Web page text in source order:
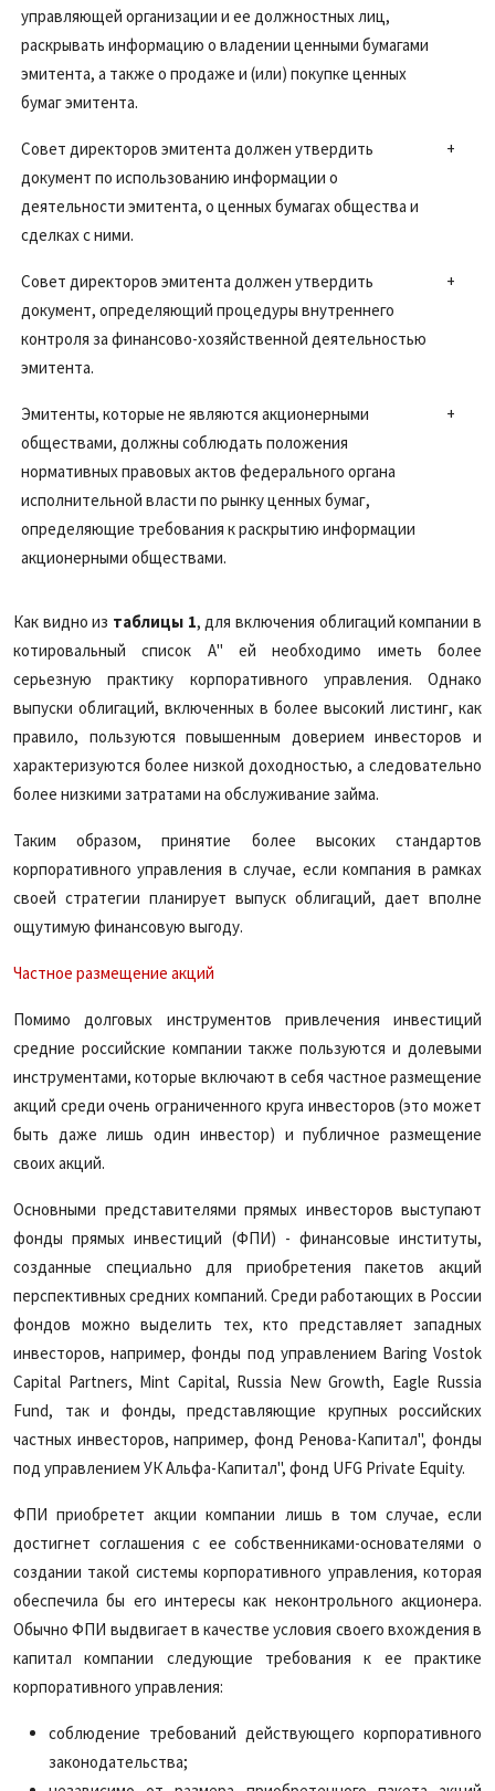
управляющей организации и ее должностных лиц,
раскрывать информацию о владении ценными бумагами
эмитента, а также о продаже и (или) покупке ценных
бумаг эмитента.
Совет директоров эмитента должен утвердить
документ по использованию информации о
деятельности эмитента, о ценных бумагах общества и
сделках с ними.
+
Совет директоров эмитента должен утвердить
документ, определяющий процедуры внутреннего
контроля за финансово-хозяйственной деятельностью
эмитента.
+
Эмитенты, которые не являются акционерными
обществами, должны соблюдать положения
нормативных правовых актов федерального органа
исполнительной власти по рынку ценных бумаг,
определяющие требования к раскрытию информации
акционерными обществами.
+
Как видно из таблицы 1, для включения облигаций компании в
котировальный список А" ей необходимо иметь более
серьезную практику корпоративного управления. Однако
выпуски облигаций, включенных в более высокий листинг, как
правило, пользуются повышенным доверием инвесторов и
характеризуются более низкой доходностью, а следовательно
более низкими затратами на обслуживание займа.
Таким образом, принятие более высоких стандартов
корпоративного управления в случае, если компания в рамках
своей стратегии планирует выпуск облигаций, дает вполне
ощутимую финансовую выгоду.
Частное размещение акций
Помимо долговых инструментов привлечения инвестиций
средние российские компании также пользуются и долевыми
инструментами, которые включают в себя частное размещение
акций среди очень ограниченного круга инвесторов (это может
быть даже лишь один инвестор) и публичное размещение
своих акций.
Основными представителями прямых инвесторов выступают
фонды прямых инвестиций (ФПИ) - финансовые институты,
созданные специально для приобретения пакетов акций
перспективных средних компаний. Среди работающих в России
фондов можно выделить тех, кто представляет западных
инвесторов, например, фонды под управлением Baring Vostok
Capital Partners, Mint Capital, Russia New Growth, Eagle Russia
Fund, так и фонды, представляющие крупных российских
частных инвесторов, например, фонд Ренова-Капитал", фонды
под управлением УК Альфа-Капитал", фонд UFG Private Equity.
ФПИ приобретет акции компании лишь в том случае, если
достигнет соглашения с ее собственниками-основателями о
создании такой системы корпоративного управления, которая
обеспечила бы его интересы как неконтрольного акционера.
Обычно ФПИ выдвигает в качестве условия своего вхождения в
капитал компании следующие требования к ее практике
корпоративного управления:
соблюдение требований действующего корпоративного
законодательства;